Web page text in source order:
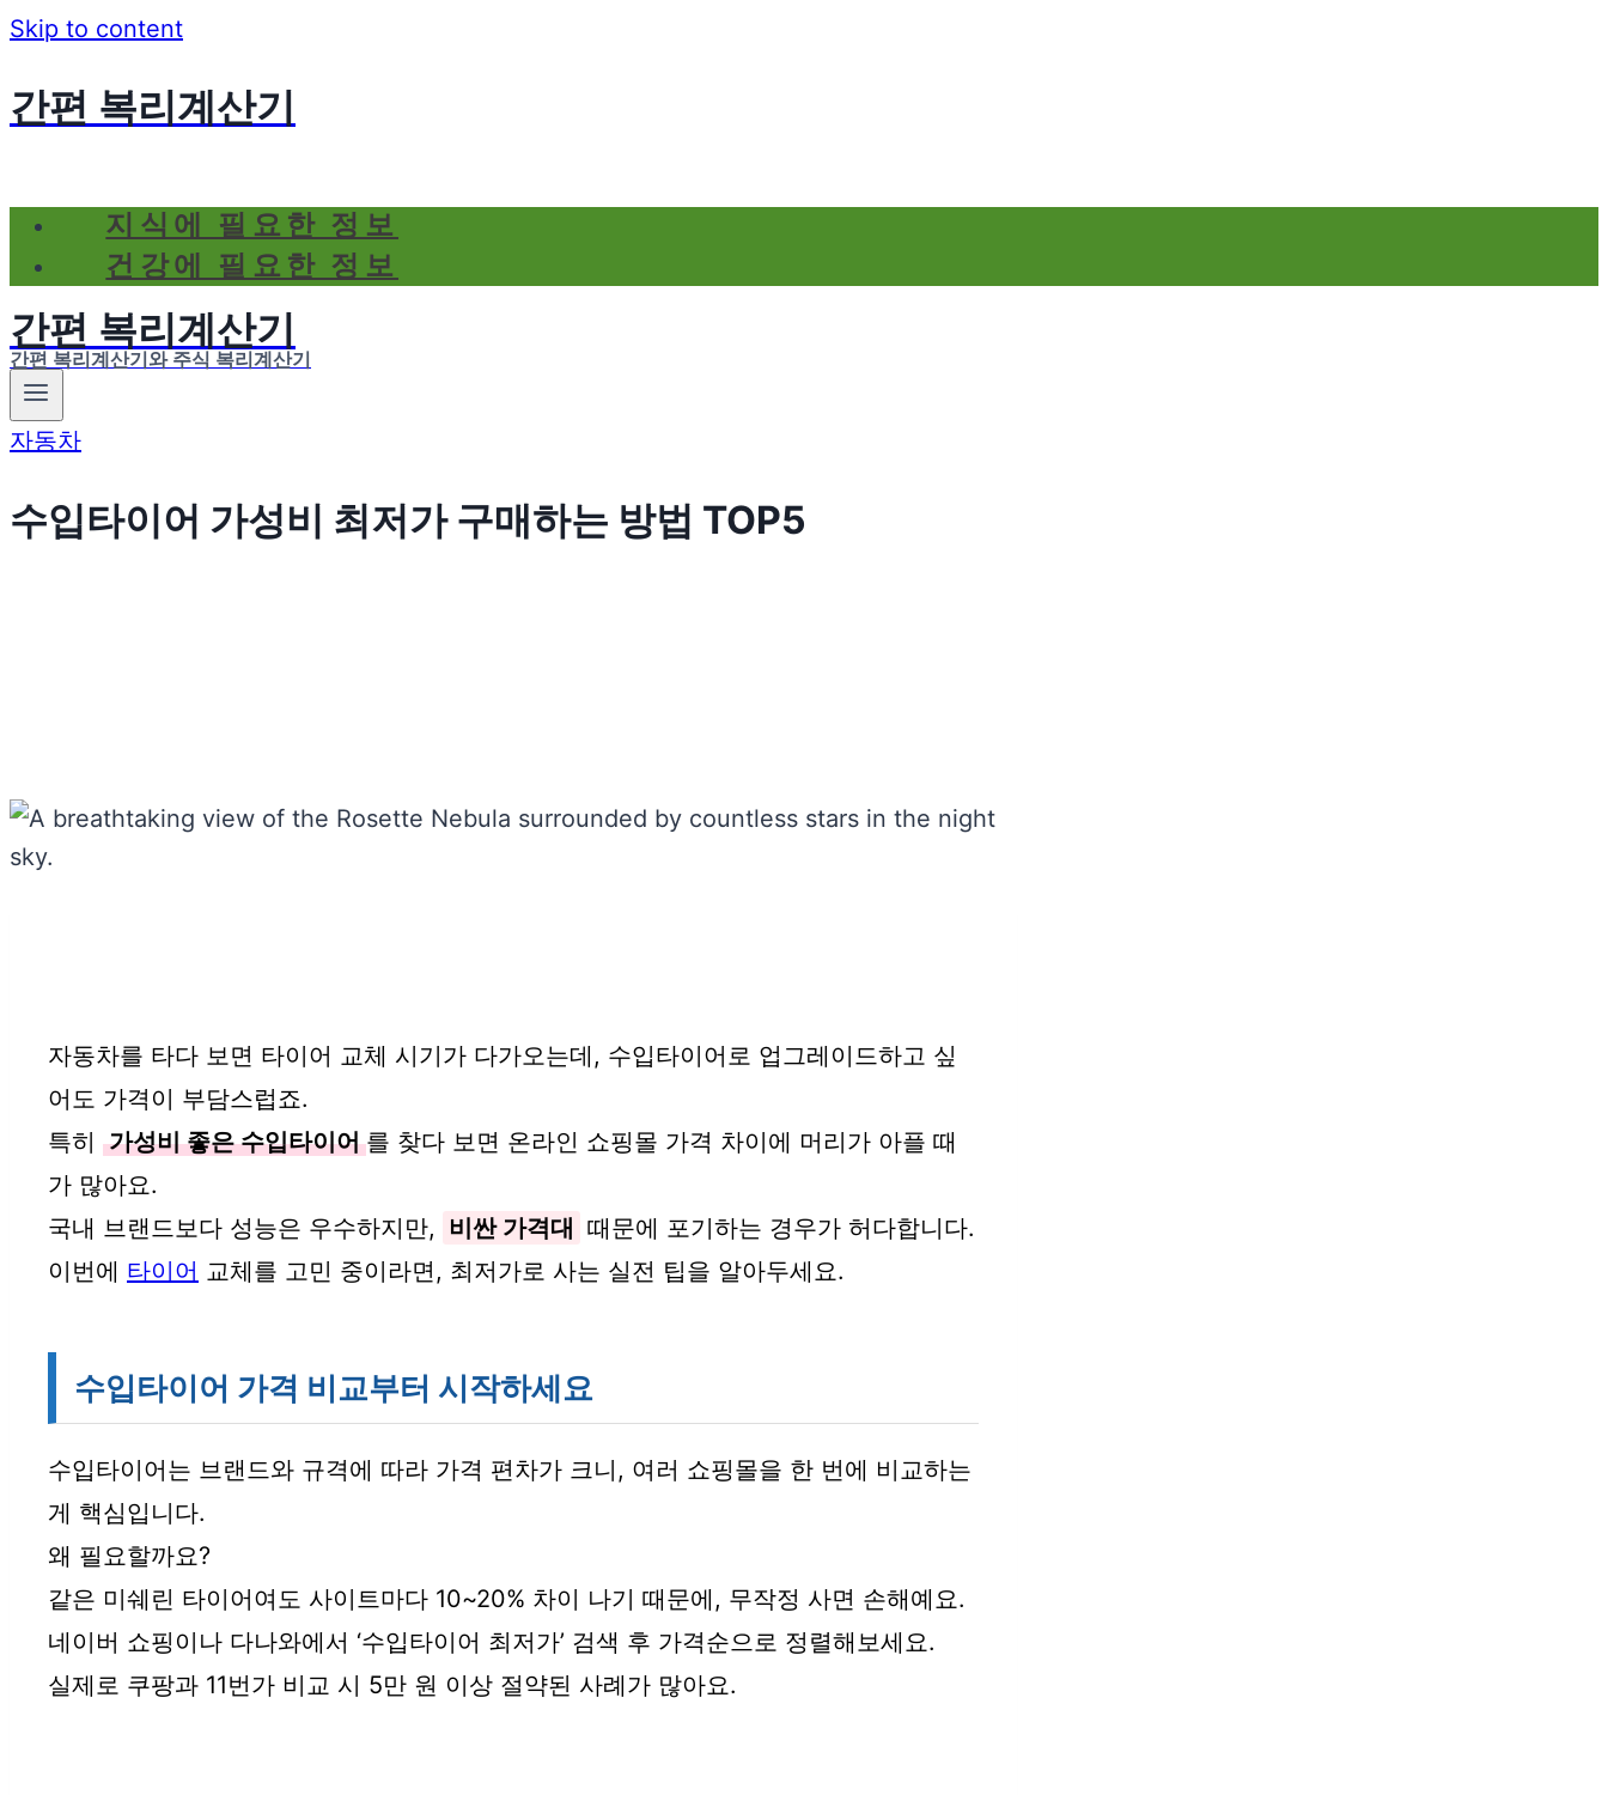
Skip to content
간편 복리계산기
지식에 필요한 정보
건강에 필요한 정보
간편 복리계산기
간편 복리계산기와 주식 복리계산기
자동차
수입타이어 가성비 최저가 구매하는 방법 TOP5
자동차를 타다 보면 타이어 교체 시기가 다가오는데, 수입타이어로 업그레이드하고 싶
어도 가격이 부담스럽죠.
특히 가성비 좋은 수입타이어 를 찾다 보면 온라인 쇼핑몰 가격 차이에 머리가 아플 때
가 많아요.
국내 브랜드보다 성능은 우수하지만,
비싼 가격대 때문에 포기하는 경우가 허다합니다.
이번에 타이어 교체를 고민 중이라면, 최저가로 사는 실전 팁을 알아두세요.
수입타이어 가격 비교부터 시작하세요
수입타이어는 브랜드와 규격에 따라 가격 편차가 크니, 여러 쇼핑몰을 한 번에 비교하는
게 핵심입니다.
왜 필요할까요?
같은 미쉐린 타이어여도 사이트마다 10~20% 차이 나기 때문에, 무작정 사면 손해예요.
네이버 쇼핑이나 다나와에서 ‘수입타이어 최저가’ 검색 후 가격순으로 정렬해보세요.
실제로 쿠팡과 11번가 비교 시 5만 원 이상 절약된 사례가 많아요.